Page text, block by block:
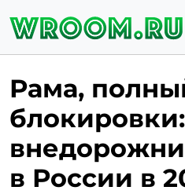
Рама,
в России в